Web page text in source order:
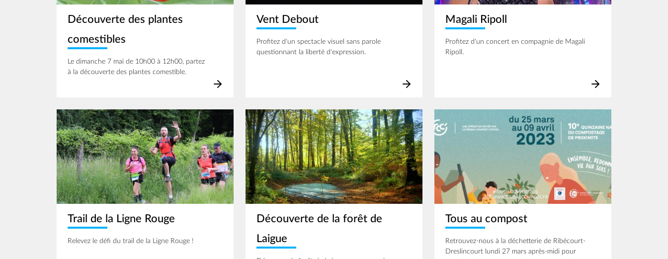
Découverte des plantes
comestibles
Le dimanche 7 mai de 10h00 à 12h00, partez
à la découverte des plantes comestible.
Vent Debout
Profitez d'un spectacle visuel sans parole
questionnant la liberté d'expression.
Magali Ripoll
Profitez d'un concert en compagnie de Magali
Ripoll.
Image
Trail de la Ligne Rouge
Relevez le défi du trail de la Ligne Rouge !
Image
Découverte de la forêt de
Laigue
Tous au compost
Retrouvez-nous à la déchetterie de Ribécourt-
Dreslincourt lundi 27 mars après-midi pour